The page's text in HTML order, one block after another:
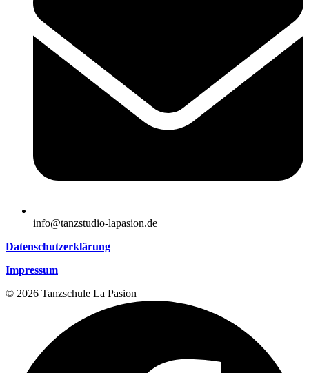
info@tanzstudio-lapasion.de
Datenschutzerklärung
Impressum
© 2026 Tanzschule La Pasion